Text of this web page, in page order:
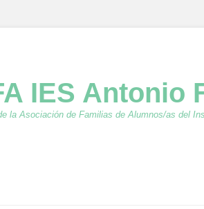
IES Antonio
la Asociación de Familias de Alumnos/as del